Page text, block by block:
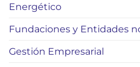
Energético
Fundaciones y Entidades
Gestión Empresarial